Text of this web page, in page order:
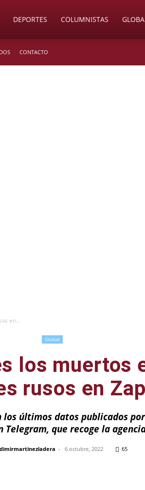
DEPORTES COLUMNISTAS
CONTACTO
en...
Global
los muertos
rusos en
los últimos datos publicados
Telegram, que recoge la
- 6 octubre, 2022 65